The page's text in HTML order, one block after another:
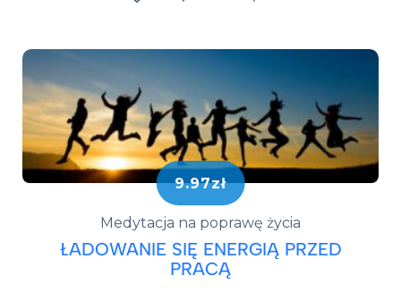
9.97zł
Medytacja na poprawę życia
ŁADOWANIE SIĘ ENERGIĄ PRZED
PRACĄ